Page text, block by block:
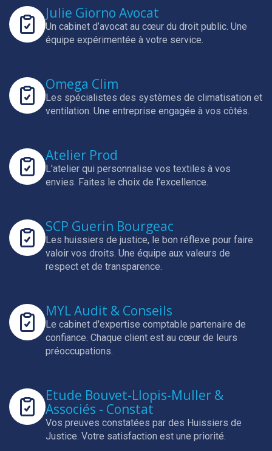
Julie Giorno Avocat
Un cabinet d’avocat au cœur du droit public. Une
équipe expérimentée à votre service.
Omega Clim
Les spécialistes des systèmes de climatisation et
ventilation. Une entreprise engagée à vos côtés.
Atelier Prod
L'atelier qui personnalise vos textiles à vos
envies. Faites le choix de l'excellence.
SCP Guerin Bourgeac
Les huissiers de justice, le bon réflexe pour faire
valoir vos droits. Une équipe aux valeurs de
respect et de transparence.
MYL Audit & Conseils
Le cabinet d'expertise comptable partenaire de
confiance. Chaque client est au cœur de leurs
préoccupations.
Etude Bouvet-Llopis-Muller &
Associés - Constat
Vos preuves constatées par des Huissiers de
Justice. Votre satisfaction est une priorité.